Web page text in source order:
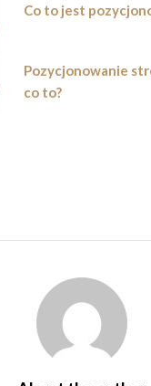
Co to jest
Pozycjonowanie
co to?